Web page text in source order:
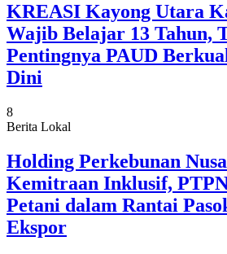
KREASI Kayong Utara
Wajib Belajar 13 Tahun,
Pentingnya PAUD
Dini
8
Berita Lokal
Holding Perkebunan
Kemitraan Inklusif,
Petani dalam Rantai
Ekspor